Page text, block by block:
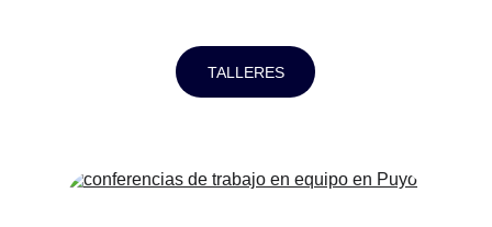
TALLERES